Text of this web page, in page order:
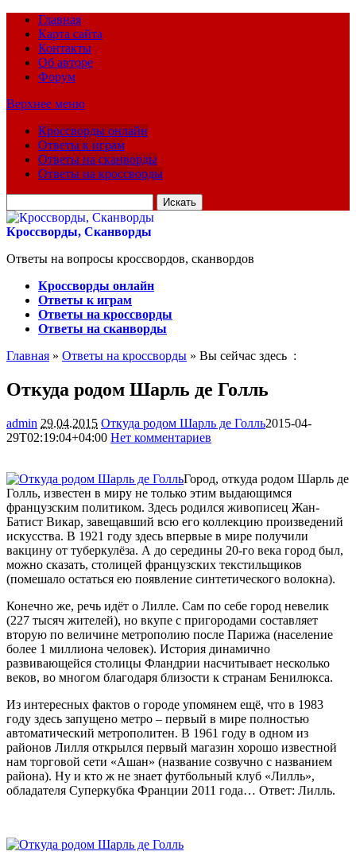
Главная
Карта сайта
Контакты
Об авторе
Форум
Верхнее меню
Кроссворды онлайн
Ответы к играм
Ответы на сканворды
Ответы на кроссворды
для:
Кроссворды, Сканворды
Ответы на вопросы кроссвордов, сканвордов
Кроссворды онлайн
Ответы к играм
Ответы на кроссворды
Ответы на сканворды
Главная » Ответы на кроссворды » Вы сейчас здесь :
Откуда родом Шарль де Голль
admin 29.04.2015 Откуда родом Шарль де Голль2015-04-
29T02:19:04+04:00 Нет комментариев
Город, откуда родом Шарль де
Голль, известен в миру не только этим выдающимся
французским политиком. Здесь родился живописец Жан-
Батист Викар, завещавший всю его коллекцию произведений
искусства. В 1921 году здесь впервые в мире получили
вакцину от туберкулёза. А до середины 20-го века город был,
можно сказать, столицей французских текстильщиков
(помешало остаться ею появление синтетического волокна).
Конечно же, речь идёт о Лилле. Сам по себе город невелик
(227 тысяч жителей), но вкупе с пригородами составляет
вторую по величине метрополию после Парижа (население
более 1 миллиона человек). История динамично
развивающейся столицы Фландрии насчитывает несколько
веков, во многом благодаря близости к странам Бенилюкса.
Из интересных фактов о городе упомянем ещё, что в 1983
году здесь запущено метро – первый в мире полностью
автоматический метрополитен. В 1961 году в одном из
районов Лилля открылся первый магазин хорошо известной
нам торговой сети «Ашан» (название созвучно с названием
района). Ну и кто ж не знает футбольный клуб «Лилль»,
обладателя Суперкубка Франции 2011 года… Ответ: Лилль.